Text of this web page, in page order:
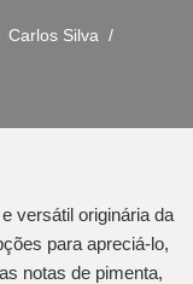
Carlos Silva
versátil originária da
para apreciá-lo,
notas de pimenta,